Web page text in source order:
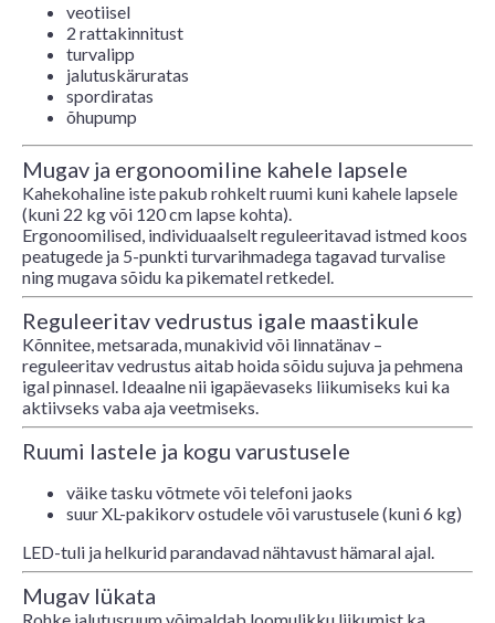
veotiisel
2 rattakinnitust
turvalipp
jalutuskäruratas
spordiratas
õhupump
Mugav ja ergonoomiline kahele lapsele
Kahekohaline iste pakub rohkelt ruumi kuni kahele lapsele
(kuni 22 kg või 120 cm lapse kohta).
Ergonoomilised, individuaalselt reguleeritavad istmed koos
peatugede ja 5-punkti turvarihmadega tagavad turvalise
ning mugava sõidu ka pikematel retkedel.
Reguleeritav vedrustus igale maastikule
Kõnnitee, metsarada, munakivid või linnatänav –
reguleeritav vedrustus aitab hoida sõidu sujuva ja pehmena
igal pinnasel. Ideaalne nii igapäevaseks liikumiseks kui ka
aktiivseks vaba aja veetmiseks.
Ruumi lastele ja kogu varustusele
väike tasku võtmete või telefoni jaoks
suur XL-pakikorv ostudele või varustusele (kuni 6 kg)
LED-tuli ja helkurid parandavad nähtavust hämaral ajal.
Mugav lükata